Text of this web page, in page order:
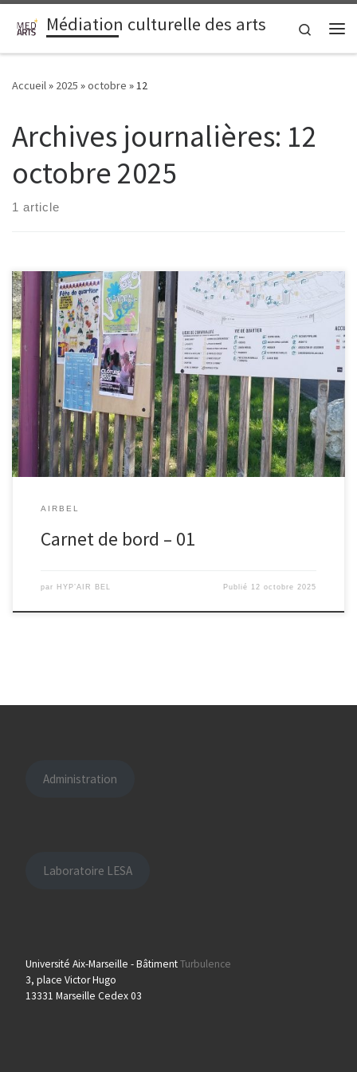
Passer au contenu
Médiation culturelle des arts
Search
Accueil» 2025 »octobre »12
Archives journalières: 12
octobre 2025
1 article
Le 20 septembre, sous un soleil rayonnant, nous avons rencontré
pour la première fois Air Bel, dans une ambiance festive et
chaleureuse, à l’occasion de sa fête de quartier. Lors de cet
événement, qui se déroulait sur la place du marché, nous avons
pu rencontrer Sandra et Paula du Centre […]
AIRBEL
Carnet de bord – 01
par HYP’AIR BEL Publié 12 octobre 2025
Administration
Laboratoire LESA
Université Aix-Marseille - BâtimentTurbulence
3, place Victor Hugo
13331 Marseille Cedex 03